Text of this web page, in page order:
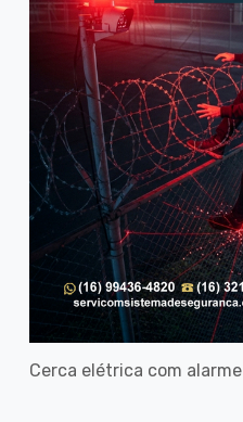
Cerca elétrica com alarme